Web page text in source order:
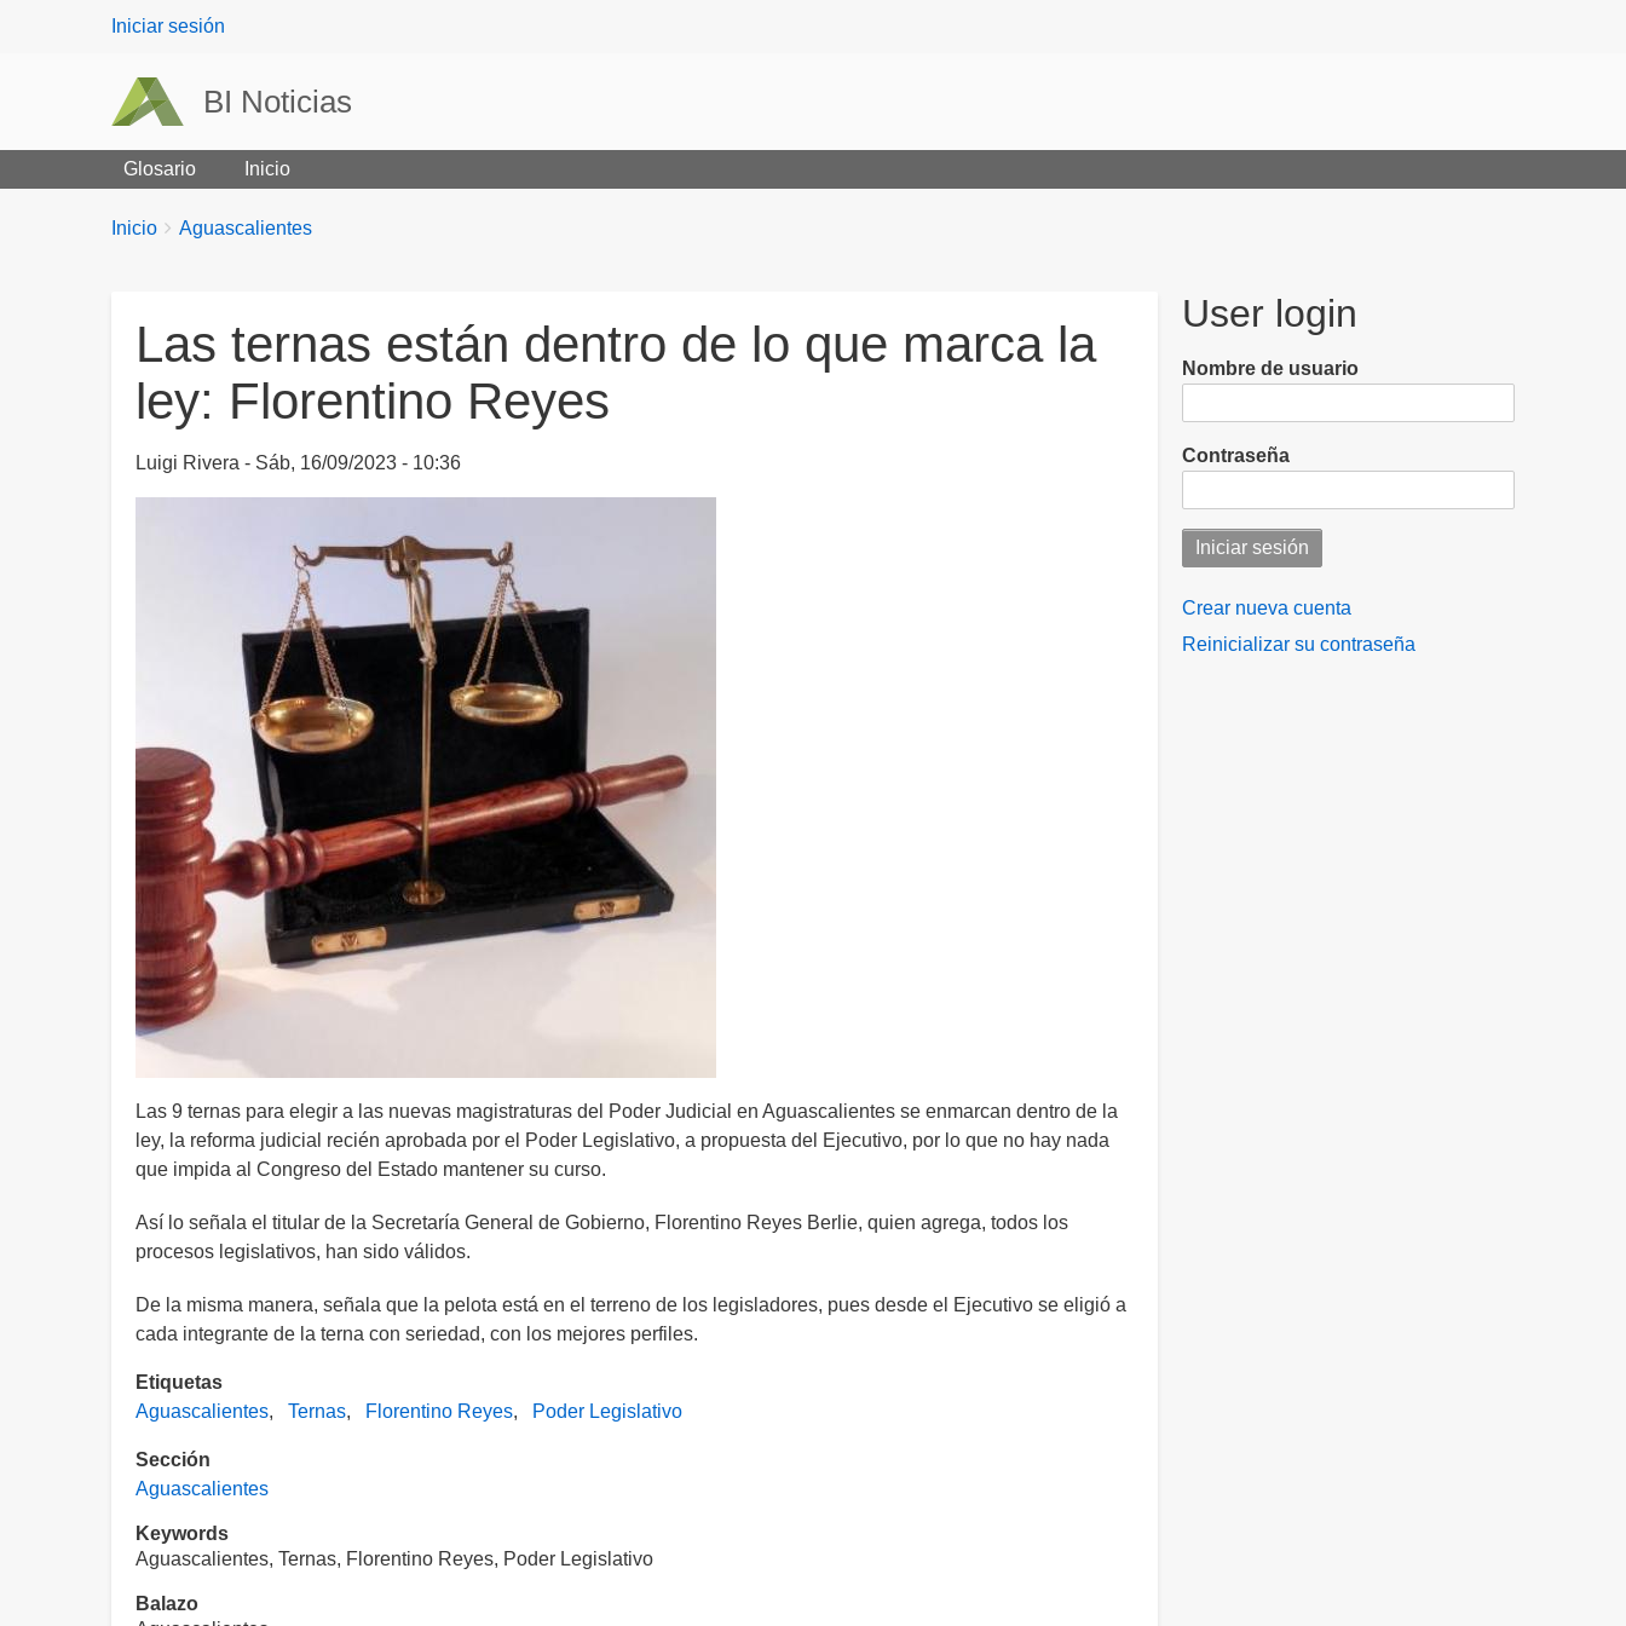
User
Iniciar sesión
BI Noticias
Glosario Inicio
Breadcrumbs
You
Inicio Aguascalientes
Las ternas están dentro de lo que marca la
ley: Florentino Reyes
Luigi Rivera Sáb, 16/09/2023 - 10:36
Las 9 ternas para elegir a las nuevas magistraturas del Poder Judicial en Aguascalientes se enmarcan dentro de la
ley, la reforma judicial recién aprobada por el Poder Legislativo, a propuesta del Ejecutivo, por lo que no hay nada
que impida al Congreso del Estado mantener su curso.
Así lo señala el titular de la Secretaría General de Gobierno, Florentino Reyes Berlie, quien agrega, todos los
procesos legislativos, han sido válidos.
De la misma manera, señala que la pelota está en el terreno de los legisladores, pues desde el Ejecutivo se eligió a
cada integrante de la terna con seriedad, con los mejores perfiles.
Etiquetas
Aguascalientes
Ternas Florentino Reyes Poder Legislativo
Sección
Aguascalientes
Keywords
Aguascalientes, Ternas, Florentino Reyes, Poder Legislativo
Balazo
User login
Nombre de usuario
Contraseña
Crear nueva cuenta
Reinicializar su contraseña